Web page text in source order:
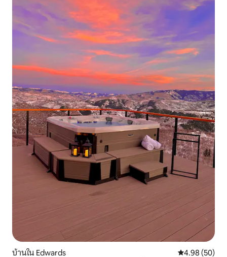
บ้านใน Edwards คะแนนเฉลี่ย
4.98 (50)